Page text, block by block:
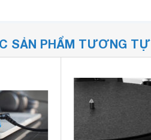
SẢN PHẨM TƯƠNG TỰ